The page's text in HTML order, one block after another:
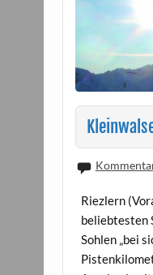
Riezlern
beliebtesten
Sohlen „bei